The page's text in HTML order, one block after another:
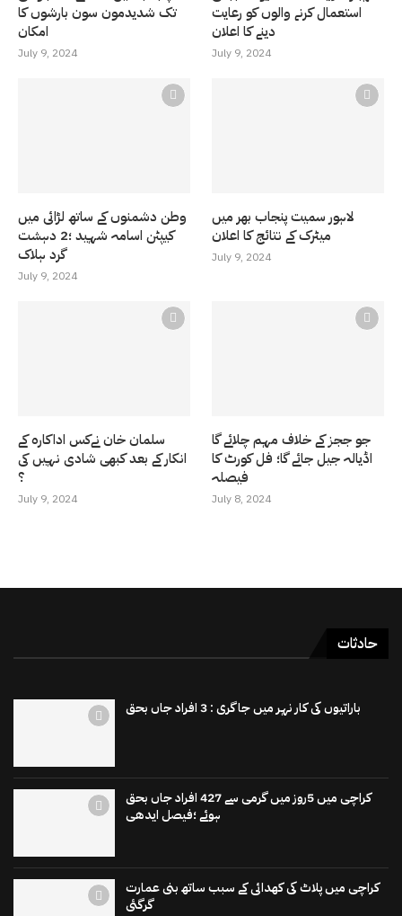
تک شدیدمون سون بارشوں کا
امکان
July 9, 2024
استعمال کرنے والوں کو رعایت
دینے کا اعلان
July 9, 2024
وطن دشمنوں کے ساتھ لڑائی میں
کیپٹن اسامہ شہید ؛2 دہشت
گرد ہلاک
July 9, 2024
لاہور سمیت پنجاب بھر میں
میٹرک کے نتائج کا اعلان
July 9, 2024
سلمان خان نےکس اداکارہ کے
انکار کے بعد کبھی شادی نہیں کی
؟
July 9, 2024
جو ججز کے خلاف مہم چلائے گا
اڈیالہ جیل جائے گا؛ فل کورٹ کا
فیصلہ
July 8, 2024
حادثات
باراتیوں کی کار نہر میں جاگری : 3 افراد جاں بحق
کراچی میں 5روز میں گرمی سے 427 افراد جاں بحق
ہوئے ؛فیصل ایدھی
کراچی میں پلاٹ کی کھدائی کے سبب ساتھ بنی عمارت
گرگئی